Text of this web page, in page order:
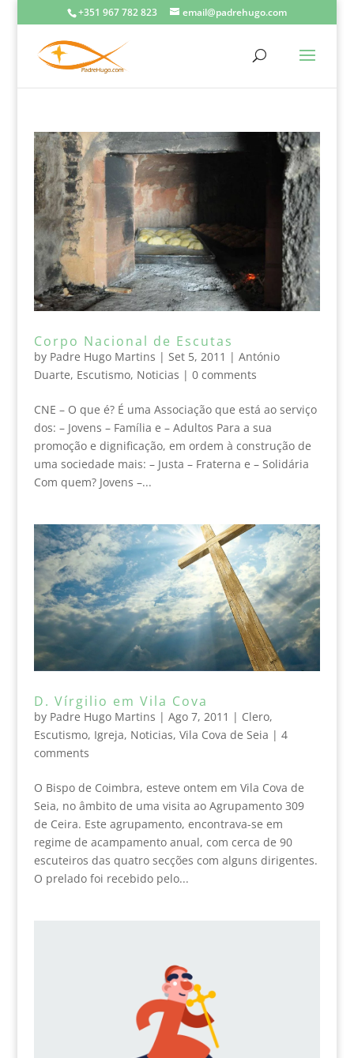
+351 967 782 823 email@padrehugo.com
Corpo Nacional de Escutas
by Padre Hugo Martins | Set 5, 2011 | António
Duarte, Escutismo, Noticias | 0 comments
CNE – O que é? É uma Associação que está ao serviço
dos: – Jovens – Família e – Adultos Para a sua
promoção e dignificação, em ordem à construção de
uma sociedade mais: – Justa – Fraterna e – Solidária
Com quem? Jovens –...
D. Vírgilio em Vila Cova
by Padre Hugo Martins | Ago 7, 2011 | Clero,
Escutismo, Igreja, Noticias, Vila Cova de Seia | 4
comments
O Bispo de Coimbra, esteve ontem em Vila Cova de
Seia, no âmbito de uma visita ao Agrupamento 309
de Ceira. Este agrupamento, encontrava-se em
regime de acampamento anual, com cerca de 90
escuteiros das quatro secções com alguns dirigentes.
O prelado foi recebido pelo...